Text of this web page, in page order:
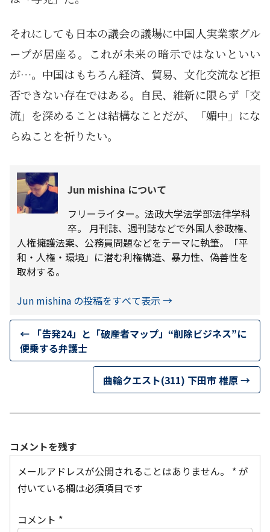
それにしても日本の議会の議場に中国人実業家グル
ープが居座る。これが未来の暗示ではないといい
が…。中国はもちろん経済、貿易、文化交流など拒
否できない存在ではある。自民、維新に限らず「交
流」を深めることは結構なことだが、「媚中」にな
らぬことを祈りたい。
Jun mishina について
フリーライター。法政大学法学部法律学科
卒。 月刊誌、週刊誌などで外国人参政権、
人権擁護法案、公務員問題などをテーマに執筆。「平
和・人権・環境」に潜む利権構造、暴力性、偽善性を
取材する。
Jun mishina の投稿をすべて表示 →
← 「告発24」と「破産者マップ」“削除ビジネス”に
便乗する弁護士
曲輪クエスト(311) 下田市 椎原→
コメントを残す
メールアドレスが公開されることはありません。
*が
付いている欄は必須項目です
コメント *